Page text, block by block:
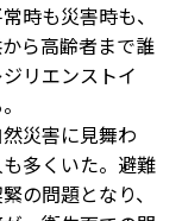
時も災害時も、
ら高齢者まで誰
リエンストイ
災害に見舞わ
多くいた。避難
の問題となり、